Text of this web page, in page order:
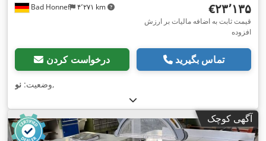
Bad Honnef ۴٬۲۷۱ km ‎€۲۳٬۱۳۵
قیمت ثابت به اضافه مالیات بر ارزش
افزوده
درخواست کردن تماس بگیرید
وضعیت: نو ,
آگهی کوچک